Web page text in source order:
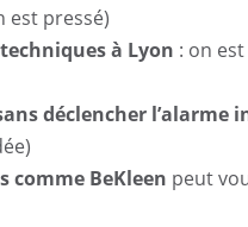
est pressé)
à Lyon : on
déclencher l’alarme
comme BeKleen peut